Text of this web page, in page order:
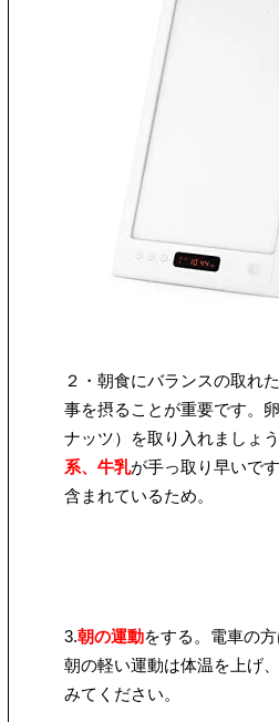
２・朝食にバランスの取れ
事を摂ることが重要です。
ナッツ）を取り入れましょ
系、牛乳が手っ取り早いで
含まれているため。
3.朝の運動をする。電車の
朝の軽い運動は体温を上げ
みてください。